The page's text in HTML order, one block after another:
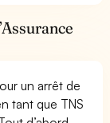
un arrêt de
tant que TNS